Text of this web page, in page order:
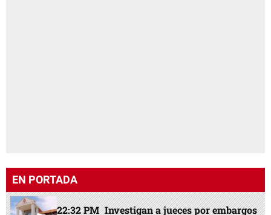
EN PORTADA
22:32 PM Investigan a jueces por embargos